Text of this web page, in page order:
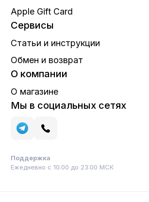
Apple Gift Card
Сервисы
Статьи и инструкции
Обмен и возврат
О компании
О магазине
Мы в социальных сетях
Поддержка
Ежедневно с 10:00 до 23:00 МСК